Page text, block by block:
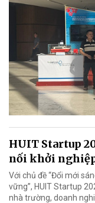
HUIT Startup
nối khởi
Với chủ đề “Đổi mới
vững”, HUIT Startup
nhà trường, doanh